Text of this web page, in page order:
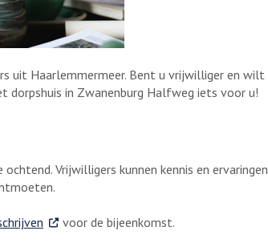
uit Haarlemmermeer. Bent u vrijwilliger en wilt
dorpshuis in Zwanenburg Halfweg iets voor u!
Vrijwilligers kunnen kennis en ervaringen
. Externe link
voor de bijeenkomst.